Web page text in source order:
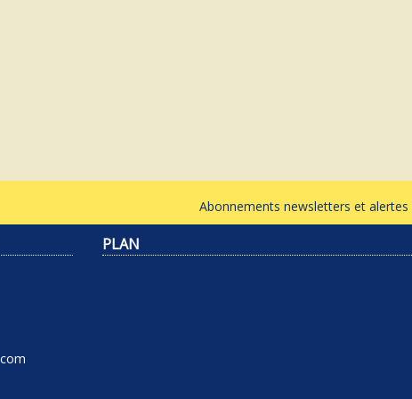
Abonnements newsletters et alertes
PLAN